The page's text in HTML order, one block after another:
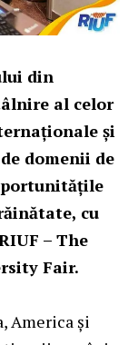
din
al celor
şi
domenii de
cu
– The
Fair.
America și